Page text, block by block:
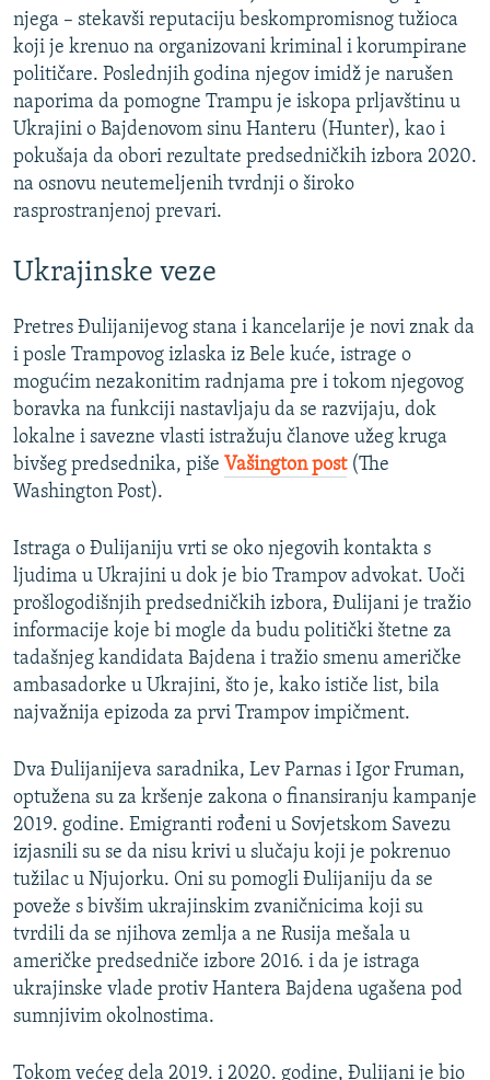
njega – stekavši reputaciju beskompromisnog tužioca
koji je krenuo na organizovani kriminal i korumpirane
političare. Poslednjih godina njegov imidž je narušen
naporima da pomogne Trampu je iskopa prljavštinu u
Ukrajini o Bajdenovom sinu Hanteru (Hunter), kao i
pokušaja da obori rezultate predsedničkih izbora 2020.
na osnovu neutemeljenih tvrdnji o široko
rasprostranjenoj prevari.
Ukrajinske veze
Pretres Đulijanijevog stana i kancelarije je novi znak da
i posle Trampovog izlaska iz Bele kuće, istrage o
mogućim nezakonitim radnjama pre i tokom njegovog
boravka na funkciji nastavljaju da se razvijaju, dok
lokalne i savezne vlasti istražuju članove užeg kruga
bivšeg predsednika, piše Vašington post(The
Washington Post).
Istraga o Đulijaniju vrti se oko njegovih kontakta s
ljudima u Ukrajini u dok je bio Trampov advokat. Uoči
prošlogodišnjih predsedničkih izbora, Đulijani je tražio
informacije koje bi mogle da budu politički štetne za
tadašnjeg kandidata Bajdena i tražio smenu američke
ambasadorke u Ukrajini, što je, kako ističe list, bila
najvažnija epizoda za prvi Trampov impičment.
Dva Đulijanijeva saradnika, Lev Parnas i Igor Fruman,
optužena su za kršenje zakona o finansiranju kampanje
2019. godine. Emigranti rođeni u Sovjetskom Savezu
izjasnili su se da nisu krivi u slučaju koji je pokrenuo
tužilac u Njujorku. Oni su pomogli Đulijaniju da se
poveže s bivšim ukrajinskim zvaničnicima koji su
tvrdili da se njihova zemlja a ne Rusija mešala u
američke predsedniče izbore 2016. i da je istraga
ukrajinske vlade protiv Hantera Bajdena ugašena pod
sumnjivim okolnostima.
Tokom većeg dela 2019. i 2020. godine, Đulijani je bio